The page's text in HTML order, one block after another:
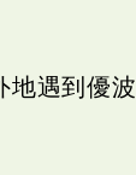
地遇到優波